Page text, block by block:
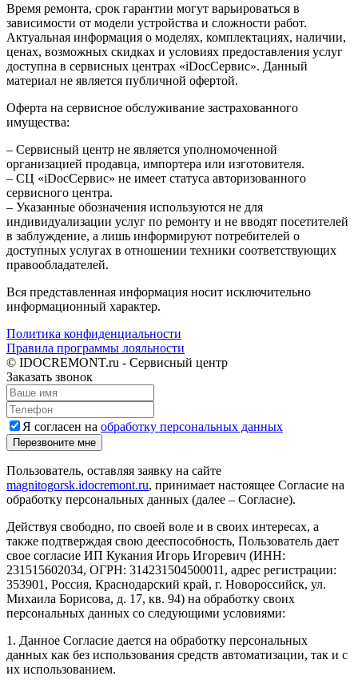
Время ремонта, срок гарантии могут варьироваться в
зависимости от модели устройства и сложности работ.
Актуальная информация о моделях, комплектациях, наличии,
ценах, возможных скидках и условиях предоставления услуг
доступна в сервисных центрах «iDocСервис». Данный
материал не является публичной офертой.
Оферта на сервисное обслуживание застрахованного
имущества:
– Сервисный центр не является уполномоченной
организацией продавца, импортера или изготовителя.
– СЦ «iDocСервис» не имеет статуса авторизованного
сервисного центра.
– Указанные обозначения используются не для
индивидуализации услуг по ремонту и не вводят посетителей
в заблуждение, а лишь информируют потребителей о
доступных услугах в отношении техники соответствующих
правообладателей.
Вся представленная информация носит исключительно
информационный характер.
Политика конфиденциальности
Правила программы лояльности
© IDOCREMONT.ru - Сервисный центр
Заказать звонок
Я согласен на обработку персональных данных
Перезвоните мне
Пользователь, оставляя заявку на сайте
magnitogorsk.idocremont.ru, принимает настоящее Согласие на
обработку персональных данных (далее – Согласие).
Действуя свободно, по своей воле и в своих интересах, а
также подтверждая свою дееспособность, Пользователь дает
свое согласие ИП Кукания Игорь Игоревич (ИНН:
231515602034, ОГРН: 314231504500011, адрес регистрации:
353901, Россия, Краснодарский край, г. Новороссийск, ул.
Михаила Борисова, д. 17, кв. 94) на обработку своих
персональных данных со следующими условиями:
1. Данное Согласие дается на обработку персональных
данных как без использования средств автоматизации, так и с
их использованием.